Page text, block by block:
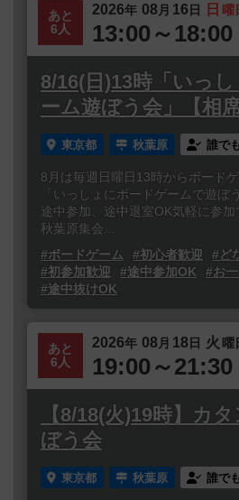
あと
6人
2026年 08 月 16日 日 曜
13:00～18:00
8/16(日)13時「いっ
ーム遊ぼう会」【相席
東京都 秋葉原 誰で
8月は毎週日曜日13時からボード
「いっしょにボードゲームで遊ぼ
途中参加、途中退室OK気軽に参加
秋葉原集会...
#ボードゲーム
#初心者歓迎
#ど
#初参加歓迎
#途中参加OK
#お
#途中抜けOK
あと
6人
2026年 08 月 18日 火 曜
19:00～21:30
【8/18(火)19時】カ
ぼう会
東京都 秋葉原 誰で